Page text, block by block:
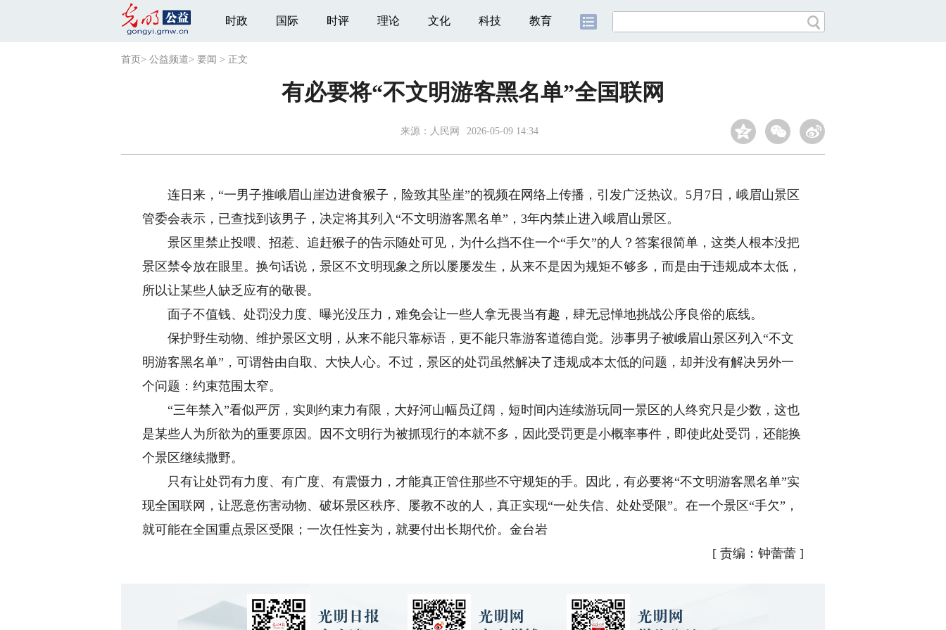
时政 国际 时评 理论 文化 科技 教育
首页 > 公益频道> 要闻 > 正文
有必要将“不文明游客黑名单”全国联网
来源： 人民网 2026-05-09 14:34
连日来，“一男子推峨眉山崖边进食猴子，险致其坠崖”的视频在网络上传播，引发广泛热议。5月7日，峨眉山景区
管委会表示，已查找到该男子，决定将其列入“不文明游客黑名单”，3年内禁止进入峨眉山景区。
景区里禁止投喂、招惹、追赶猴子的告示随处可见，为什么挡不住一个“手欠”的人？答案很简单，这类人根本没把
景区禁令放在眼里。换句话说，景区不文明现象之所以屡屡发生，从来不是因为规矩不够多，而是由于违规成本太低，
所以让某些人缺乏应有的敬畏。
面子不值钱、处罚没力度、曝光没压力，难免会让一些人拿无畏当有趣，肆无忌惮地挑战公序良俗的底线。
保护野生动物、维护景区文明，从来不能只靠标语，更不能只靠游客道德自觉。涉事男子被峨眉山景区列入“不文
明游客黑名单”，可谓咎由自取、大快人心。不过，景区的处罚虽然解决了违规成本太低的问题，却并没有解决另外一
个问题：约束范围太窄。
“三年禁入”看似严厉，实则约束力有限，大好河山幅员辽阔，短时间内连续游玩同一景区的人终究只是少数，这也
是某些人为所欲为的重要原因。因不文明行为被抓现行的本就不多，因此受罚更是小概率事件，即使此处受罚，还能换
个景区继续撒野。
只有让处罚有力度、有广度、有震慑力，才能真正管住那些不守规矩的手。因此，有必要将“不文明游客黑名单”实
现全国联网，让恶意伤害动物、破坏景区秩序、屡教不改的人，真正实现“一处失信、处处受限”。在一个景区“手欠”，
就可能在全国重点景区受限；一次任性妄为，就要付出长期代价。金台岩
[ 责编：钟蕾蕾 ]